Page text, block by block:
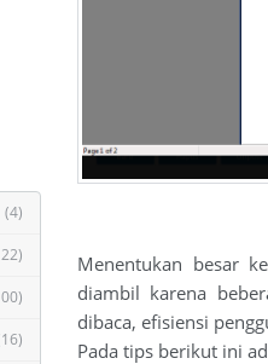
(4)
Menentukan besar
diambil karena
dibaca, efisiensi
Pada tips berikut ini